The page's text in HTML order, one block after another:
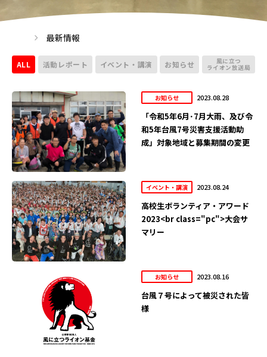
最新情報
ALL 活動レポート イベント・講演 お知らせ 風に立つ
ライオン放送局
お知らせ 2023.08.28
「令和5年6月･7月大雨、及び令
和5年台風7号災害支援活動助
成」対象地域と募集期間の変更
イベント・講演 2023.08.24
高校生ボランティア・アワード
2023<br class="pc">大会サ
マリー
お知らせ 2023.08.16
台風７号によって被災された皆
様